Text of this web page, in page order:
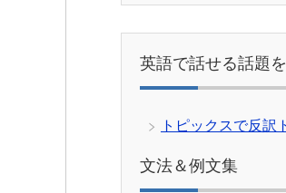
英語で話せる話題
トピックスで反訳
文法＆例文集